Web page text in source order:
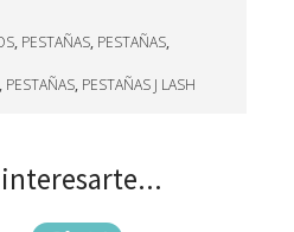
, PESTAÑAS, PESTAÑAS,
, PESTAÑAS, PESTAÑAS J LASH